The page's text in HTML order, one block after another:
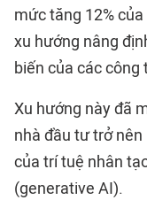
mức tăng 12%
xu hướng nâng
biến của các công
Xu hướng này đã
nhà đầu tư trở
của trí tuệ nhân
(generative AI).